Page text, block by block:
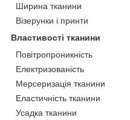
Ширина тканини
Візерунки і принти
Властивості тканини
Повітропроникність
Електризованість
Мерсеризація тканини
Еластичність тканини
Усадка тканини